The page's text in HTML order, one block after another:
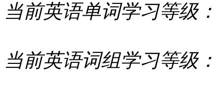
当前英语单词学习等级：
当前英语词组学习等级：